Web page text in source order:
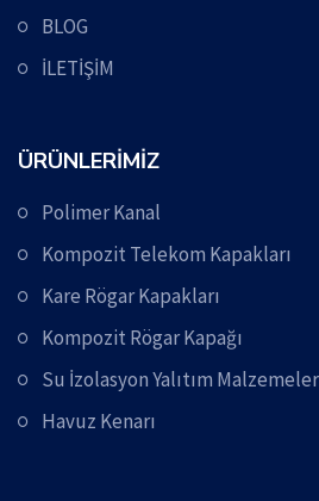
BLOG
İLETİŞİM
ÜRÜNLERİMİZ
Polimer Kanal
Kompozit Telekom Kapakları
Kare Rögar Kapakları
Kompozit Rögar Kapağı
Su İzolasyon Yalıtım
Havuz Kenarı